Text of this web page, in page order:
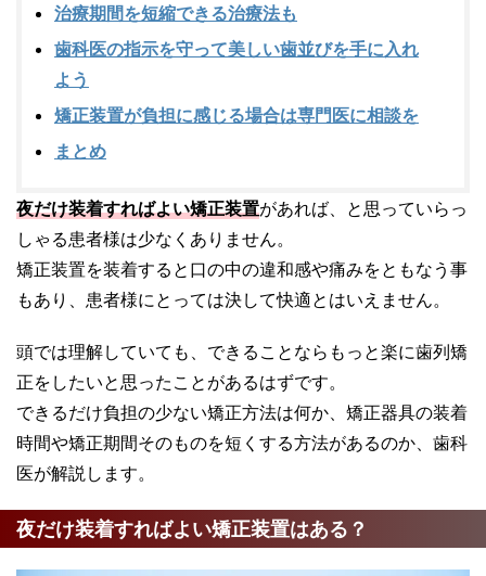
治療期間を短縮できる治療法も
歯科医の指示を守って美しい歯並びを手に入れ
よう
矯正装置が負担に感じる場合は専門医に相談を
まとめ
夜だけ装着すればよい矯正装置があれば、と思っていらっ
しゃる患者様は少なくありません。
矯正装置を装着すると口の中の違和感や痛みをともなう事
もあり、患者様にとっては決して快適とはいえません。
頭では理解していても、できることならもっと楽に歯列矯
正をしたいと思ったことがあるはずです。
できるだけ負担の少ない矯正方法は何か、矯正器具の装着
時間や矯正期間そのものを短くする方法があるのか、歯科
医が解説します。
夜だけ装着すればよい矯正装置はある？